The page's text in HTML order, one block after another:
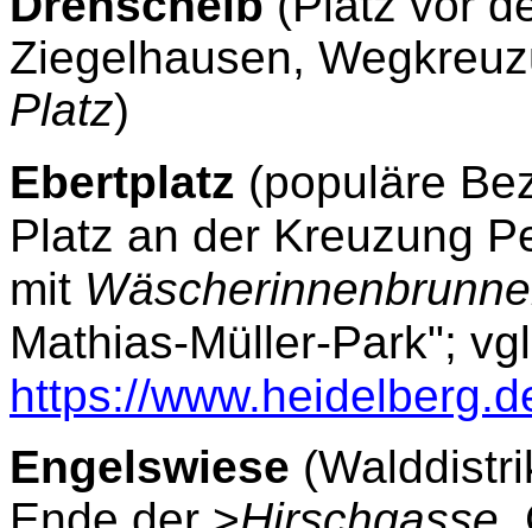
Ziegelhausen,
Platz)
Ebertplatz (populäre
Platz an der Kreuzung
mit
Mathias-Müller-Park";
https://
Engelswiese